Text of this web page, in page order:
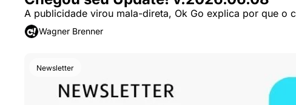
A publicidade virou mala-direta, Ok Go explica por que o
Wagner Brenner
Newsletter